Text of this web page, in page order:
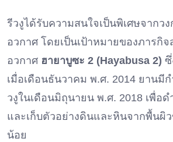
รีวงูได้รับความสนใจเป็นพิเศษจากว
อวกาศ โดยเป็นเป้าหมายของภารกิ
อวกาศ ฮายาบูซะ 2 (Hayabusa 2) ซึ่
เมื่อเดือนธันวาคม พ.ศ. 2014 ยานมี
วงูในเดือนมิถุนายน พ.ศ. 2018 เพื่อด
และเก็บตัวอย่างดินและหินจากพื้นผิว
น้อย